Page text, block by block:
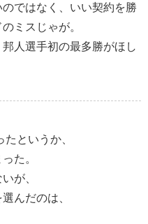
ではなく、いい契約を勝
ミスじゃが。
人選手初の最多勝がほし
というか、
た。
が、
んだのは、